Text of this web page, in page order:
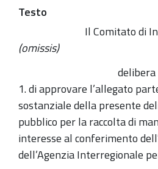
Testo
Il Comitato di
(omissis)
delibera
1. di approvare l’allegato
sostanziale della presente
pubblico per la raccolta di
interesse al conferimento
dell’Agenzia Interregionale